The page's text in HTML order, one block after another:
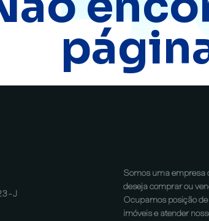
J
Somos uma empresa
deseja comprar ou
Ocupamos posição
imóveis e atender